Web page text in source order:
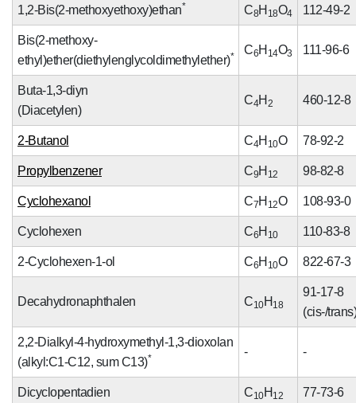
1,2-Bis(2-methoxyethoxy)ethan* C8H 18O4 112-49-2
Bis(2-methoxy-
ethyl)ether(diethylenglycoldimethylether)* C6H 14O3 111-96-6
Buta-1,3-diyn
(Diacetylen)
C4H 2 460-12-8
2-Butanol C4H 10O 78-92-2
Propylbenzener C9H 12 98-82-8
Cyclohexanol C7H 12O 108-93-0
Cyclohexen C6H 10 110-83-8
2-Cyclohexen-1-ol C6H 10O 822-67-3
Decahydronaphthalen C10H 18
91-17-8
(cis-/trans)
2,2-Dialkyl-4-hydroxymethyl-1,3-dioxolan
(alkyl:C1-C12, sum C13)* - -
Dicyclopentadien C10H 12 77-73-6